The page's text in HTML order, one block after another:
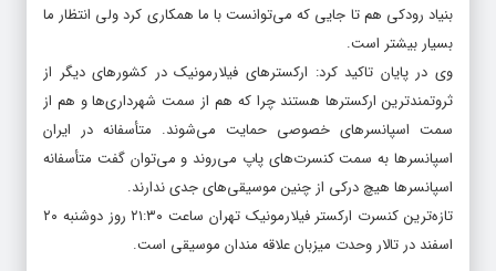
بنیاد رودکی هم تا جایی که می‌توانست با ما همکاری کرد ولی انتظار ما
بسیار بیشتر است.
وی در پایان تاکید کرد: ارکسترهای فیلارمونیک در کشورهای دیگر از
ثروتمندترین ارکسترها هستند چرا که هم از سمت شهرداری‌ها و هم از
سمت اسپانسرهای خصوصی حمایت می‌شوند. متأسفانه در ایران
اسپانسرها به سمت کنسرت‌های پاپ می‌روند و می‌توان گفت متأسفانه
اسپانسرها هیچ درکی از چنین موسیقی‌های جدی ندارند.
تازه‌ترین کنسرت ارکستر فیلارمونیک تهران ساعت ۲۱:۳۰ روز دوشنبه ۲۰
اسفند در تالار وحدت میزبان علاقه مندان موسیقی است.